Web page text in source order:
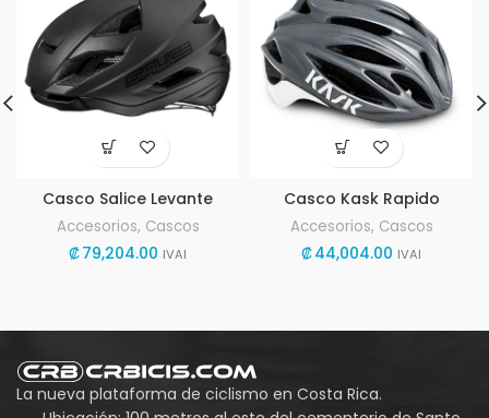
Casco Salice Levante
Accesorios, Cascos
₡79,204.00 IVAI
Casco Kask Rapido
Accesorios, Cascos
₡44,004.00 IVAI
La nueva plataforma de ciclismo en Costa Rica.